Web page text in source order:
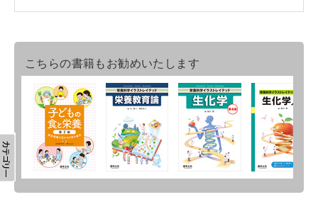
こちらの書籍もお勧めいたします